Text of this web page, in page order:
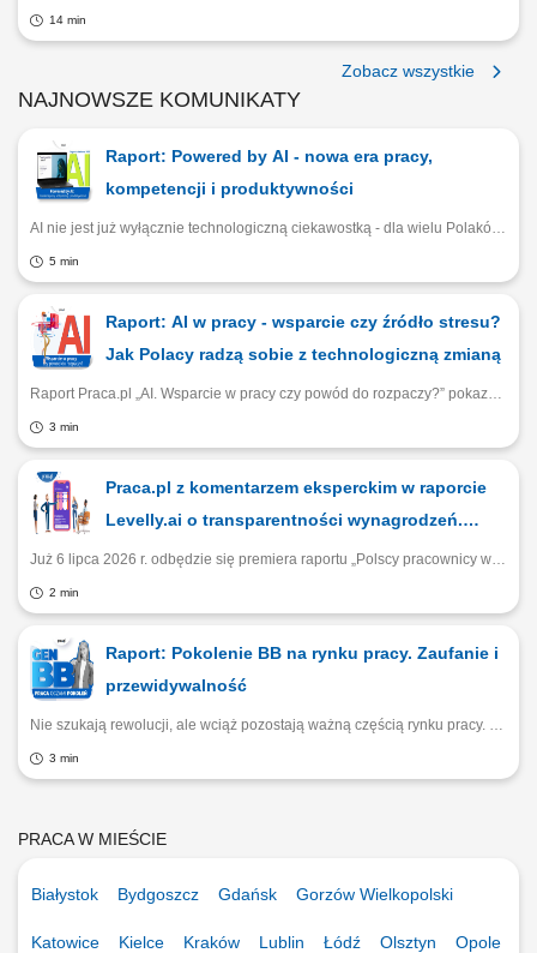
14 min
Zobacz wszystkie
NAJNOWSZE KOMUNIKATY
Raport: Powered by AI - nowa era pracy,
kompetencji i produktywności
AI nie jest już wyłącznie technologiczną ciekawostką - dla wielu Polaków staje się codziennym narzędziem pracy. Raport Praca.pl i Experience Institute pokazuje, kto najczęściej korzysta ze sztucznej inteligencji, jakie przynosi ona korzyści oraz dlaczego dostęp do nowych narzędzi zależy bardziej od stanowiska i branży niż od wieku pracownika.
5 min
Raport: AI w pracy - wsparcie czy źródło stresu?
Jak Polacy radzą sobie z technologiczną zmianą
Raport Praca.pl „AI. Wsparcie w pracy czy powód do rozpaczy?” pokazuje, że pracownicy są gotowi na technologiczną zmianę, ale firmy nie zawsze zapewniają im odpowiednie wsparcie. Ponad połowa badanych nie widzi konkretnych działań związanych z AI, a co trzeci odczuwa cyfrowe przeciążenie.
3 min
Praca.pl z komentarzem eksperckim w raporcie
Levelly.ai o transparentności wynagrodzeń.
Premiera raportu i webinar już 6 lipca!
Już 6 lipca 2026 r. odbędzie się premiera raportu „Polscy pracownicy wobec transparentności i sprawiedliwości wynagrodzeń”, przygotowanego przez Levelly.ai we współpracy z Experience Institute oraz Praca.pl. Zapraszamy na webinar!
2 min
Raport: Pokolenie BB na rynku pracy. Zaufanie i
przewidywalność
Nie szukają rewolucji, ale wciąż pozostają ważną częścią rynku pracy. Raport Praca.pl i Experience Institute pokazuje, że Baby Boomersi cenią stabilność, jasne zasady i poczucie sensu. Sprawdź, dlaczego doświadczeni pracownicy rzadko zmieniają pracę, a decyzje zawodowe podejmują w oparciu o wartości, zaufanie i życiowe doświadczenie.
3 min
PRACA W MIEŚCIE
Białystok Bydgoszcz Gdańsk Gorzów Wielkopolski
Katowice Kielce Kraków Lublin Łódź Olsztyn Opole